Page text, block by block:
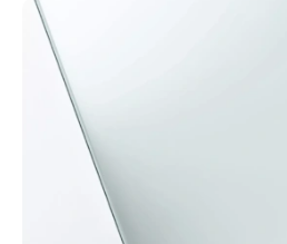
Ons acrylglas is ontworpen om
minimaliseren. Zo komen jouw
hoeken en in volle helderheid tot hun
duurzaam.